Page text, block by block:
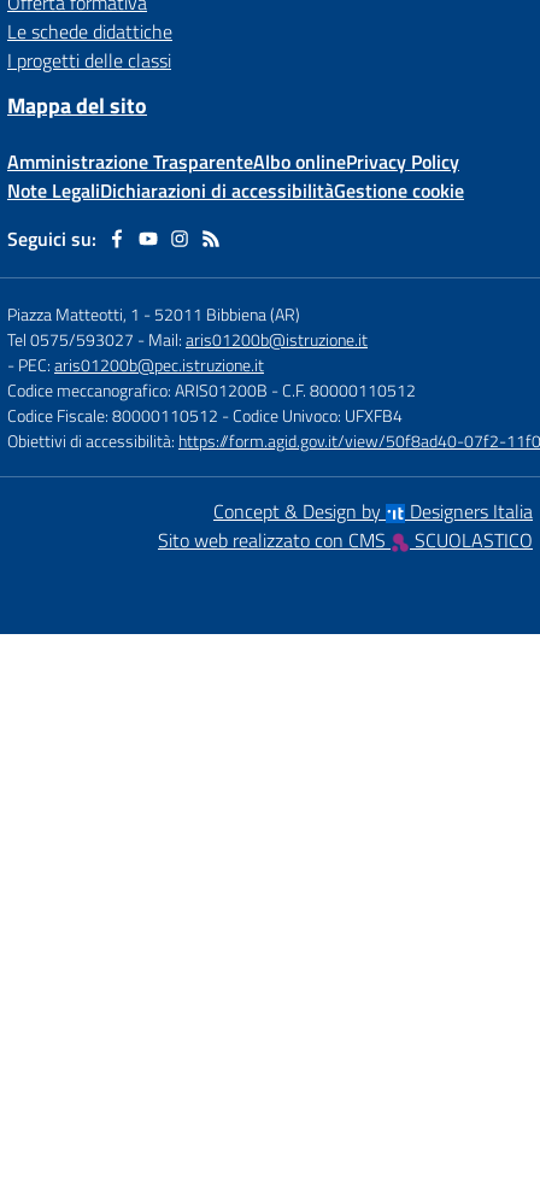
Le schede didattiche
I progetti delle classi
Mappa del sito
Amministrazione TrasparenteAlbo onlinePrivacy Policy
Note LegaliDichiarazioni di accessibilitàGestione cookie
Seguici su:
Piazza Matteotti, 1 -52011 Bibbiena (AR)
Tel 0575/593027 - Mail:aris01200b@istruzione.it
- PEC:aris01200b@pec.istruzione.it
Codice meccanografico: ARIS01200B - C.F. 80000110512
Codice Fiscale: 80000110512 - Codice Univoco: UFXFB4
Obiettivi di accessibilità: https://form.agid.gov.it/view/50f8ad40-07f2-
Concept & Design by
Designers Italia
Sito web realizzato con CMS
SCUOLASTICO